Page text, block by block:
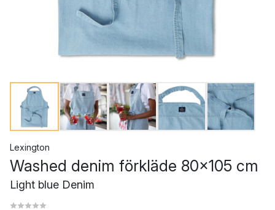
Lexington
Washed denim förkläde 80x105 cm
Light blue Denim